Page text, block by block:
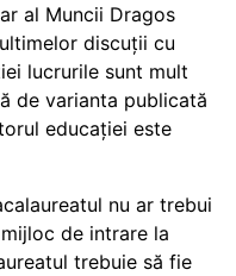
al Muncii Dragos
discuții cu
lucrurile sunt mult
de varianta publicată
educației este
nu ar trebui
de intrare la
trebuie să fie